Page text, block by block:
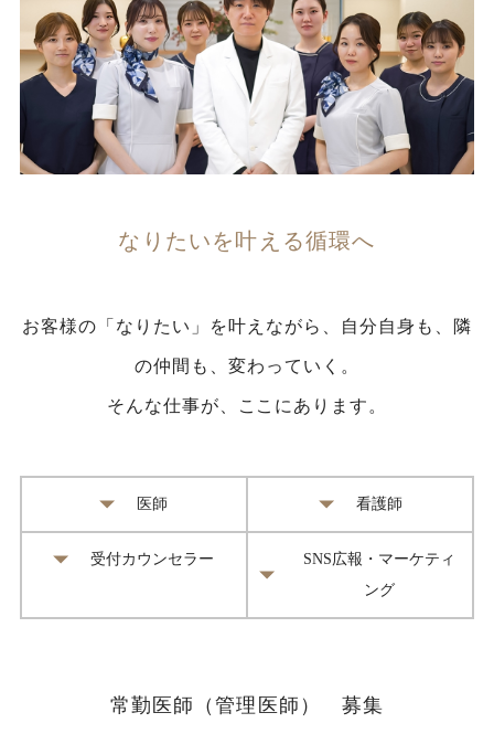
なりたいを叶える循環へ
お客様の「なりたい」を叶えながら、自分自身も、隣
の仲間も、変わっていく。
そんな仕事が、ここにあります。
医師 看護師
受付カウンセラー
SNS広報・マーケティ
ング
常勤医師（管理医師） 募集